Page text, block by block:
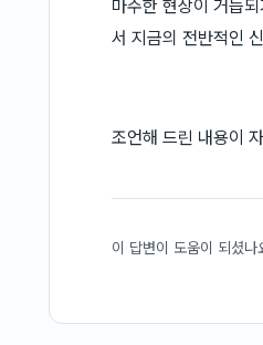
마주한 현상이 거듭
서 지금의 전반적인
조언해 드린 내용이
이 답변이 도움이 되셨나